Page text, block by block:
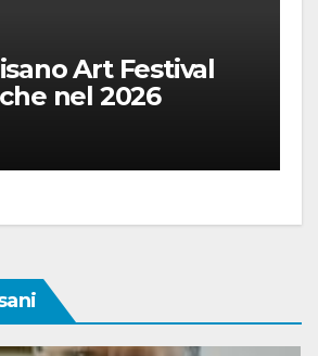
Art Festival
nel 2026